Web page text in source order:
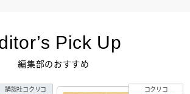
Pick Up
編集部のおすすめ
講談社コクリコ コクリコ